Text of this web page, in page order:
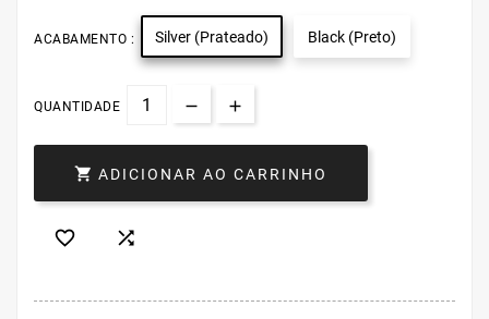
ACABAMENTO : Silver (Prateado) Black (Preto)
QUANTIDADE
 ADICIONAR AO CARRINHO
 